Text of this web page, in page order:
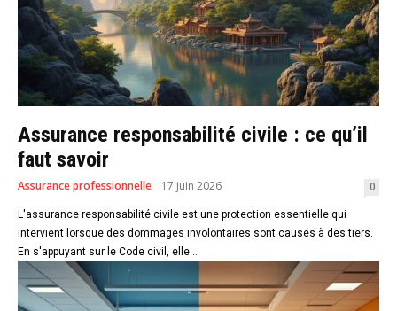
Assurance responsabilité civile : ce qu’il
faut savoir
Assurance professionnelle 17 juin 2026 0
L'assurance responsabilité civile est une protection essentielle qui
intervient lorsque des dommages involontaires sont causés à des tiers.
En s'appuyant sur le Code civil, elle...